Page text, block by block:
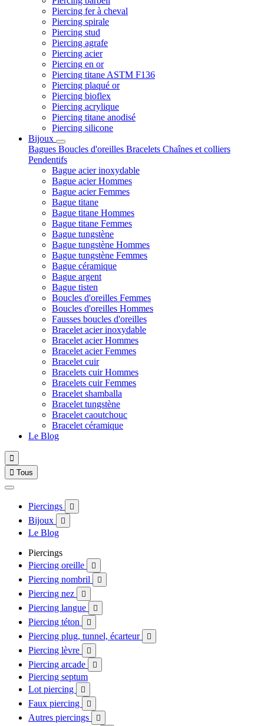
Piercing fer à cheval
Piercing spirale
Piercing stud
Piercing agrafe
Piercing acier
Piercing en or
Piercing titane ASTM F136
Piercing plaqué or
Piercing bioflex
Piercing acrylique
Piercing titane anodisé
Piercing silicone
Bijoux
Bagues Boucles d'oreilles Bracelets Chaînes et colliers
Pendentifs
Bague acier inoxydable
Bague acier Hommes
Bague acier Femmes
Bague titane
Bague titane Hommes
Bague titane Femmes
Bague tungstène
Bague tungstène Hommes
Bague tungstène Femmes
Bague céramique
Bague argent
Bague tisten
Boucles d'oreilles Femmes
Boucles d'oreilles Hommes
Fausses boucles d'oreilles
Bracelet acier inoxydable
Bracelet acier Hommes
Bracelet acier Femmes
Bracelet cuir
Bracelets cuir Hommes
Bracelets cuir Femmes
Bracelet shamballa
Bracelet tungstène
Bracelet caoutchouc
Bracelet céramique
Le Blog

 Tous
Piercings 
Bijoux 
Le Blog
Piercings
Piercing oreille

Piercing nombril 
Piercing nez 
Piercing langue 
Piercing téton 
Piercing plug, tunnel, écarteur 
Piercing lèvre 
Piercing arcade 
Piercing septum
Lot piercing

Faux piercing 
Autres piercings 